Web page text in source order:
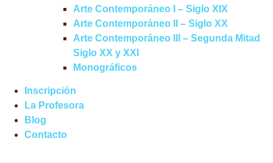
Arte Contemporáneo I – Siglo XIX
Arte Contemporáneo II – Siglo XX
Arte Contemporáneo III – Segunda Mitad
Siglo XX y XXI
Monográficos
Inscripción
La Profesora
Blog
Contacto